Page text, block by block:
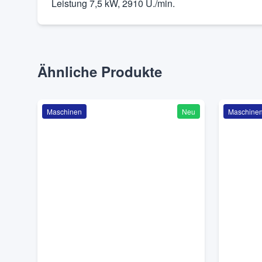
Leistung 7,5 kW, 2910 U./min.
Ähnliche Produkte
Maschinen Neu Maschinen